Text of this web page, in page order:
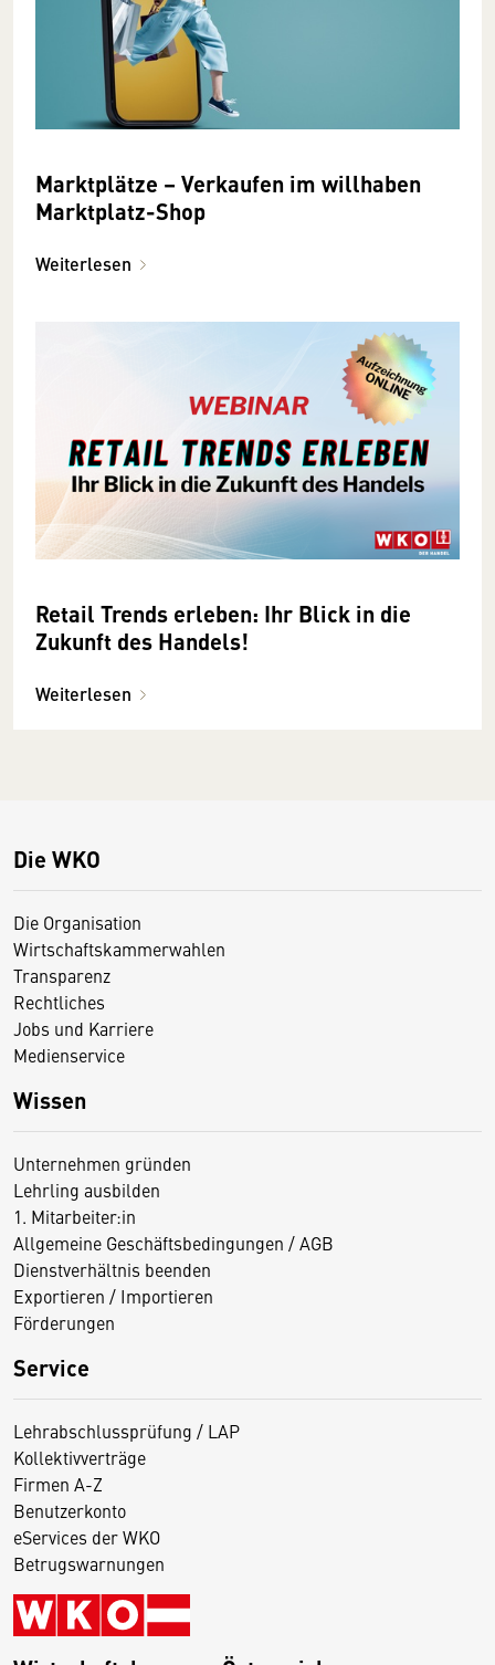
Marktplätze – Verkaufen im willhaben
Marktplatz-Shop
Weiterlesen
Retail Trends erleben: Ihr Blick in die
Zukunft des Handels!
Weiterlesen
Die WKO
Die Organisation
Wirtschaftskammerwahlen
Transparenz
Rechtliches
Jobs und Karriere
Medienservice
Wissen
Unternehmen gründen
Lehrling ausbilden
1. Mitarbeiter:in
Allgemeine Geschäftsbedingungen / AGB
Dienstverhältnis beenden
Exportieren / Importieren
Förderungen
Service
Lehrabschlussprüfung / LAP
Kollektivverträge
Firmen A-Z
Benutzerkonto
eServices der WKO
Betrugswarnungen